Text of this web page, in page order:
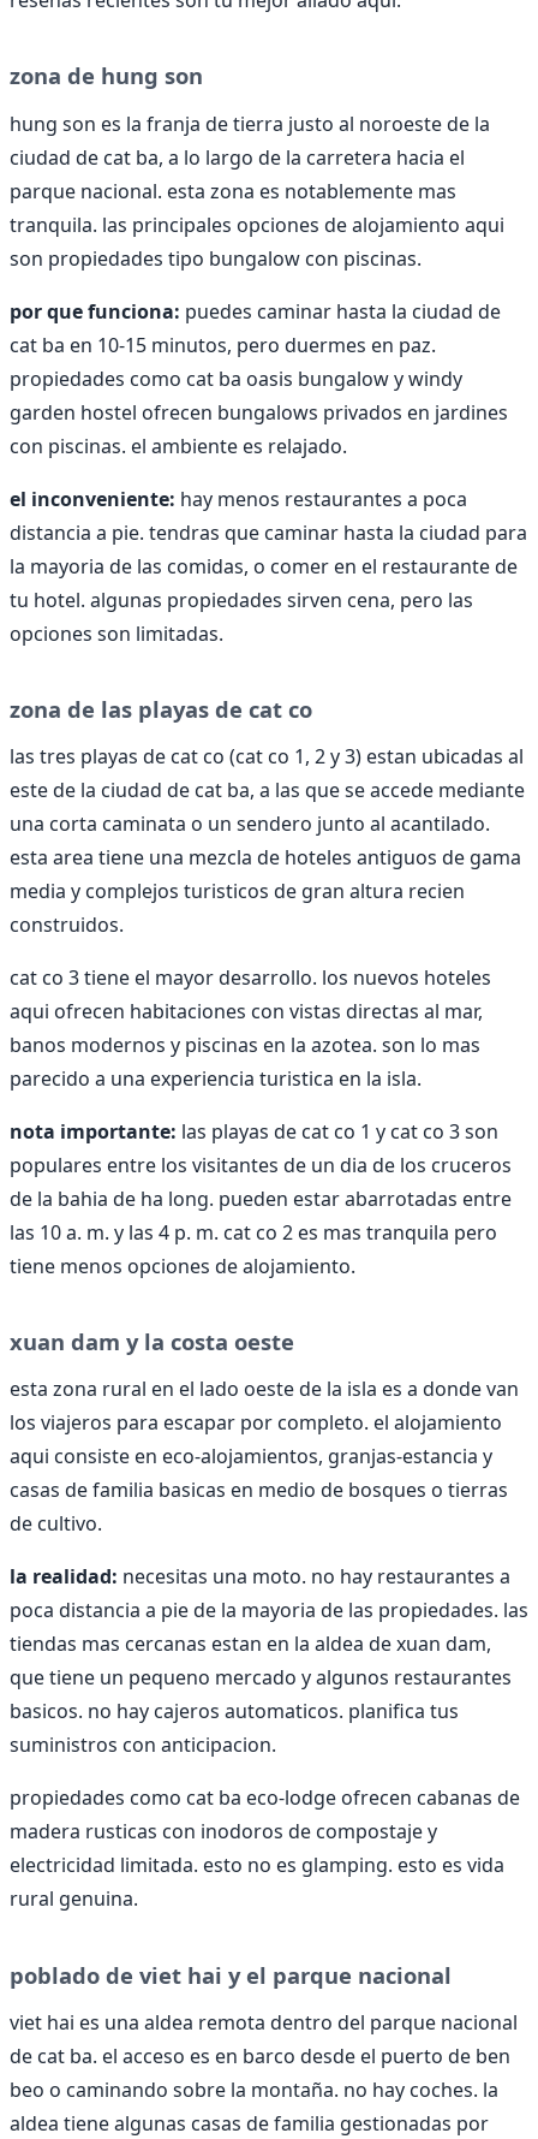
zona de hung son
hung son es la franja de tierra justo al noroeste de la
ciudad de cat ba, a lo largo de la carretera hacia el
parque nacional. esta zona es notablemente mas
tranquila. las principales opciones de alojamiento aqui
son propiedades tipo bungalow con piscinas.
por que funciona: puedes caminar hasta la ciudad de
cat ba en 10-15 minutos, pero duermes en paz.
propiedades como cat ba oasis bungalow y windy
garden hostel ofrecen bungalows privados en jardines
con piscinas. el ambiente es relajado.
el inconveniente: hay menos restaurantes a poca
distancia a pie. tendras que caminar hasta la ciudad para
la mayoria de las comidas, o comer en el restaurante de
tu hotel. algunas propiedades sirven cena, pero las
opciones son limitadas.
zona de las playas de cat co
las tres playas de cat co (cat co 1, 2 y 3) estan ubicadas al
este de la ciudad de cat ba, a las que se accede mediante
una corta caminata o un sendero junto al acantilado.
esta area tiene una mezcla de hoteles antiguos de gama
media y complejos turisticos de gran altura recien
construidos.
cat co 3 tiene el mayor desarrollo. los nuevos hoteles
aqui ofrecen habitaciones con vistas directas al mar,
banos modernos y piscinas en la azotea. son lo mas
parecido a una experiencia turistica en la isla.
nota importante: las playas de cat co 1 y cat co 3 son
populares entre los visitantes de un dia de los cruceros
de la bahia de ha long. pueden estar abarrotadas entre
las 10 a. m. y las 4 p. m. cat co 2 es mas tranquila pero
tiene menos opciones de alojamiento.
xuan dam y la costa oeste
esta zona rural en el lado oeste de la isla es a donde van
los viajeros para escapar por completo. el alojamiento
aqui consiste en eco-alojamientos, granjas-estancia y
casas de familia basicas en medio de bosques o tierras
de cultivo.
la realidad: necesitas una moto. no hay restaurantes a
poca distancia a pie de la mayoria de las propiedades. las
tiendas mas cercanas estan en la aldea de xuan dam,
que tiene un pequeno mercado y algunos restaurantes
basicos. no hay cajeros automaticos. planifica tus
suministros con anticipacion.
propiedades como cat ba eco-lodge ofrecen cabanas de
madera rusticas con inodoros de compostaje y
electricidad limitada. esto no es glamping. esto es vida
rural genuina.
poblado de viet hai y el parque nacional
viet hai es una aldea remota dentro del parque nacional
de cat ba. el acceso es en barco desde el puerto de ben
beo o caminando sobre la montaña. no hay coches. la
aldea tiene algunas casas de familia gestionadas por